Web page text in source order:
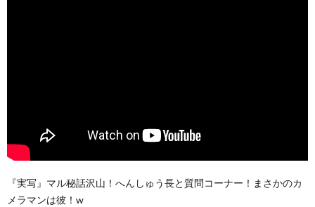
『実写』マル秘話沢山！へんしゅう長と質問コーナー！まさかのカ
メラマンは彼！w